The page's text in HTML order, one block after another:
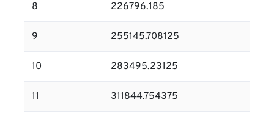
8 226796.185
9 255145.708125
10 283495.23125
11 311844.754375